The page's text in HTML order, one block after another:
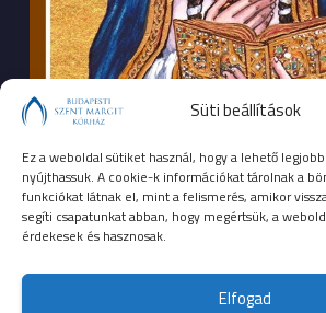
Süti beállítások
Ez a weboldal sütiket használ, hogy a lehető
nyújthassuk. A cookie-k információkat tárolnak a
funkciókat látnak el, mint a felismerés, amikor
segíti csapatunkat abban, hogy megértsük, a
érdekesek és hasznosak.
Elfogad
SEGÉLYHÍVÓSZÁMOK